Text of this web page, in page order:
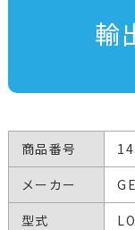
輸
商品番号
メーカー
型式